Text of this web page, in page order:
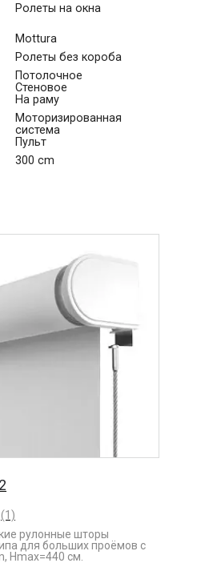
Ролеты на окна
Mottura
Ролеты без короба
Потолочное
Стеновое
На раму
Моторизированная
система
Пульт
300 cm
(1)
рулонные шторы
для больших проёмов с
Hmax=440 см.